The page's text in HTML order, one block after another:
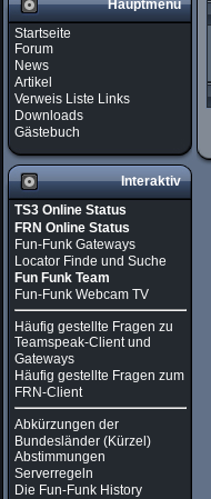
Hauptmenü
Startseite
Forum
News
Artikel
Verweis Liste Links
Downloads
Gästebuch
Interaktiv
TS3 Online Status
FRN Online Status
Fun-Funk Gateways
Locator Finde und Suche
Fun Funk Team
Fun-Funk Webcam TV
Häufig gestellte Fragen zu
Teamspeak-Client und
Gateways
Häufig gestellte Fragen zum
FRN-Client
Abkürzungen der
Bundesländer (Kürzel)
Abstimmungen
Serverregeln
Die Fun-Funk History